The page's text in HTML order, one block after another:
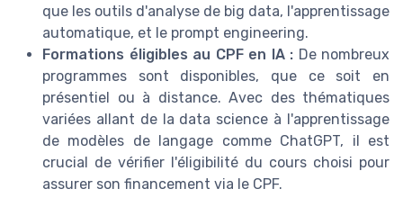
que les outils d'analyse de big data, l'apprentissage
automatique, et le prompt engineering.
Formations éligibles au CPF en IA : De nombreux
programmes sont disponibles, que ce soit en
présentiel ou à distance. Avec des thématiques
variées allant de la data science à l'apprentissage
de modèles de langage comme ChatGPT, il est
crucial de vérifier l'éligibilité du cours choisi pour
assurer son financement via le CPF.